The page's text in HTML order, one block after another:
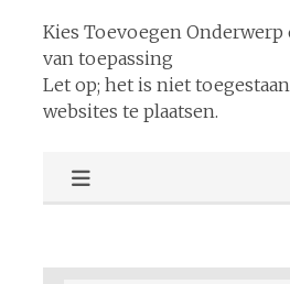
Kies Toevoegen Onderwerp
van toepassing
Let op; het is niet
websites te plaatsen.